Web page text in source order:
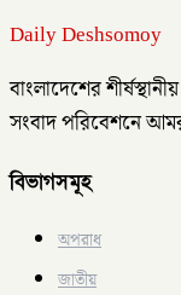
Daily Deshsomoy
বাংলাদেশের
সংবাদ পরিবেশনে
বিভাগসমূহ
অপরাধ
জাতীয়